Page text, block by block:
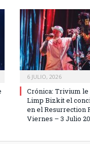
6 JULIO, 2026
Crónica: Trivium le
Limp Bizkit el
en el Resurrection
Viernes – 3 Julio